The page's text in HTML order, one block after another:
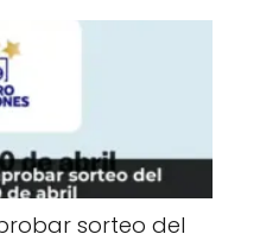
sorteo del